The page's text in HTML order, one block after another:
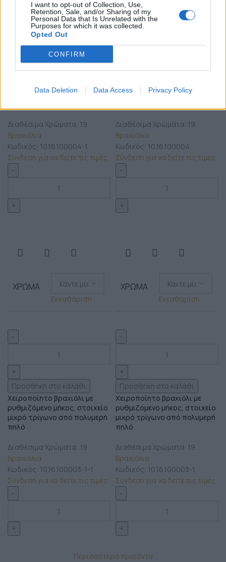
I want to opt-out of Collection, Use,
Retention, Sale, and/or Sharing of my
Personal Data that Is Unrelated with the
Purposes for which it was collected.
Opted Out
CONFIRM
Data Deletion Data Access Privacy Policy
Προσθήκη στο καλάθι
μαύρο κορδόνι και στοιχείο
μικρό οβάλ από πολυμερή
Διαθέσιμα Χρώματα: 19
Βραχιόλια
Κωδικός: 10.16.100004-1
Σύνδεση για να δείτε τις τιμές
μπεζ κορδόνι και στοιχείο
μικρό οβάλ από πολυμερή
Διαθέσιμα Χρώματα: 19
Βραχιόλια
Κωδικός: 10.16.100004
Σύνδεση για να δείτε τις τιμές
ΧΡΏΜΑ
Εκκαθάριση
Προσθήκη στο καλάθι
Χειροποίητο βραχιόλι με
ρυθμιζόμενο μήκος, στοιχείο
μικρό τρίγωνο από πολυμερή
πηλό
Διαθέσιμα Χρώματα: 19
Βραχιόλια
Κωδικός: 10.16.100003-1-1
Σύνδεση για να δείτε τις τιμές
ΧΡΏΜΑ
Εκκαθάριση
Προσθήκη στο καλάθι
Χειροποίητο βραχιόλι με
ρυθμιζόμενο μήκος, στοιχείο
μικρό τρίγωνο από πολυμερή
πηλό
Διαθέσιμα Χρώματα: 19
Βραχιόλια
Κωδικός: 10.16.100003-1
Σύνδεση για να δείτε τις τιμές
Περισσότερα προϊόντα